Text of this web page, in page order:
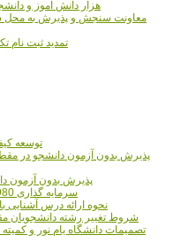
40 هزار دانش آموز و
معاونت سنجش و پذيرش به محل
تمديد ثبت
توسعه
پذیرش بدون آزمون دانشجو در
پذیرش بدون آزمون
سرمایه گذاری 980 میلیارد تومانی دانشگاه پیام نور
نحوه ارائه درس آشنایی
شروط تغییر رشته دانشجویان
تصمیمات دانشگاه یام نور و